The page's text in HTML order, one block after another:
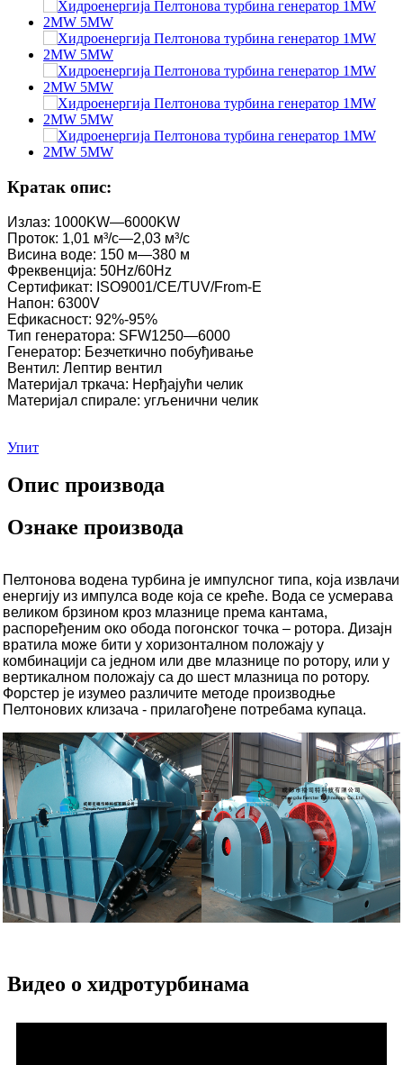
Кратак опис:
Излаз: 1000KW—6000KW
Проток: 1,01 м³/с—2,03 м³/с
Висина воде: 150 м—380 м
Фреквенција: 50Hz/60Hz
Сертификат: ISO9001/CE/TUV/From-E
Напон: 6300V
Ефикасност: 92%-95%
Тип генератора: SFW1250—6000
Генератор: Безчеткично побуђивање
Вентил: Лептир вентил
Материјал тркача: Нерђајући челик
Материјал спирале: угљенични челик
Упит
Опис производа
Ознаке производа
Пелтонова водена турбина је импулсног типа, која извлачи
енергију из импулса воде која се креће. Вода се усмерава
великом брзином кроз млазнице према кантама,
распоређеним око обода погонског точка – ротора. Дизајн
вратила може бити у хоризонталном положају у
комбинацији са једном или две млазнице по ротору, или у
вертикалном положају са до шест млазница по ротору.
Форстер је изумео различите методе производње
Пелтонових клизача - прилагођене потребама купаца.
Видео о хидротурбинама